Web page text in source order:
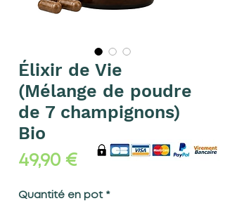
Élixir de Vie
(Mélange de poudre
de 7 champignons)
Bio
49,90 €Precio
Quantité en pot *